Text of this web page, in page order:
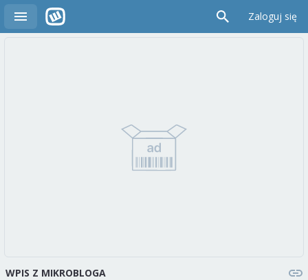
Zaloguj się
WPIS Z MIKROBLOGA